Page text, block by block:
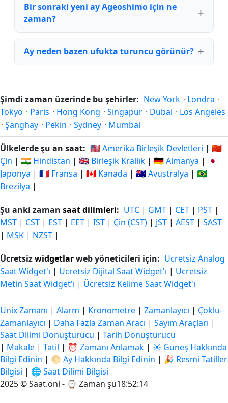
Bir sonraki yeni ay Ageoshimo için ne
zaman?
Ay neden bazen ufukta turuncu görünür?
Şimdi zaman üzerinde bu şehirler: New York · Londra ·
Tokyo · Paris · Hong Kong · Singapur · Dubai · Los Angeles
· Şanghay · Pekin · Sydney · Mumbai
Ülkelerde şu an saat: 🇺🇸 Amerika Birleşik Devletleri | 🇨🇳
Çin | 🇮🇳 Hindistan | 🇬🇧 Birleşik Krallık | 🇩🇪 Almanya | 🇯🇵
Japonya | 🇫🇷 Fransa | 🇨🇦 Kanada | 🇦🇺 Avustralya | 🇧🇷
Brezilya |
Şu anki zaman saat dilimleri: UTC | GMT | CET | PST |
MST | CST | EST | EET | IST | Çin (CST) | JST | AEST | SAST
| MSK | NZST |
Ücretsizwidgetlarweb yöneticileri için: Ücretsiz Analog
Saat Widget'ı | Ücretsiz Dijital Saat Widget'ı | Ücretsiz
Metin Saat Widget'ı | Ücretsiz Kelime Saat Widget'ı
Unix Zamanı | Alarm | Kronometre | Zamanlayıcı | Çoklu-
Zamanlayıcı | Daha Fazla Zaman Aracı | Sayım Araçları |
Saat Dilimi Dönüştürücü | Tarih Dönüştürücü
| Makale | Tatil | ⏰ Zamanı Anlamak | ☀️ Güneş Hakkında
Bilgi Edinin | 🌕 Ay Hakkında Bilgi Edinin | 🎉 Resmi Tatiller
Bilgisi | 🌐 Saat Dilimi Bilgisi
2025 © Saat.onl - ⌚ Zaman şu18:52:15